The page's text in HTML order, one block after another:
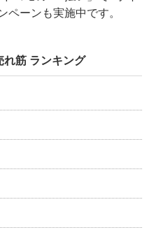
ペーンも実施中です。
れ筋 ランキング